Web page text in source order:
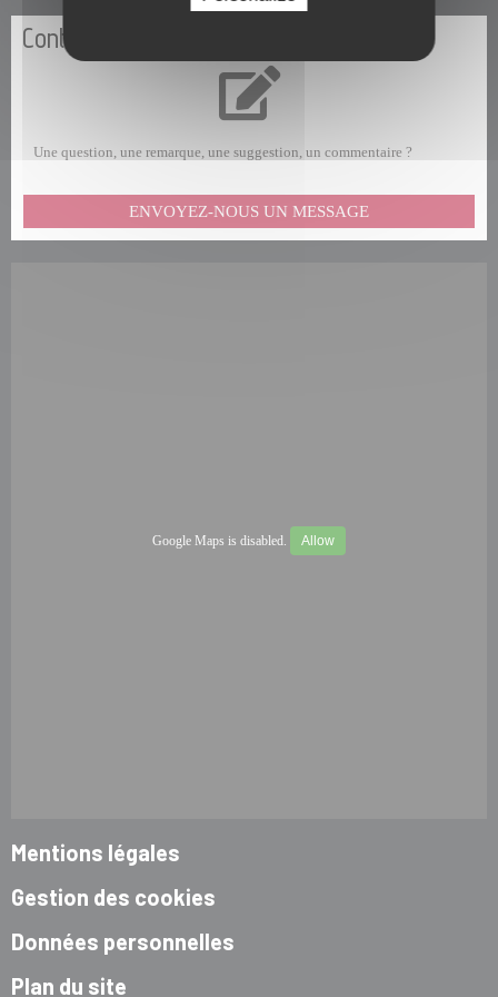
Contactez-nous
Une question, une remarque, une suggestion, un commentaire ?
ENVOYEZ-NOUS UN MESSAGE
Google Maps is disabled. Allow
Mentions légales
Gestion des cookies
Données personnelles
Plan du site